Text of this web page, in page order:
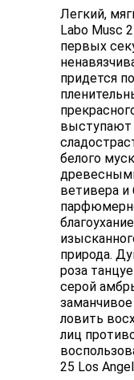
Легкий,
Labo Musc
первых
придется
выступают
белого
ветивера и
природа.
роза
серой
ловить
лиц
25 Los